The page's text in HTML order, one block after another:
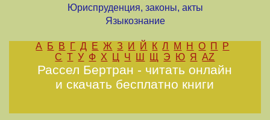
Юриспруденция, законы, акты
Языкознание
А Б В Г Д Е Ж З И Й К Л М Н О П
Р
С Т У Ф Х Ц Ч Ш Щ Э Ю Я AZ
Рассел Бертран - читать онлайн
и скачать бесплатно книги